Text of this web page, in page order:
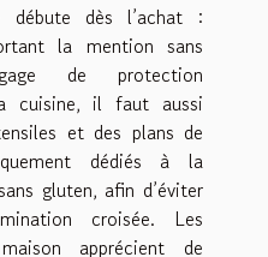
débute dès l’achat :
la mention sans
de protection
cuisine, il faut aussi
et des plans de
dédiés à la
gluten, afin d’éviter
croisée. Les
apprécient de